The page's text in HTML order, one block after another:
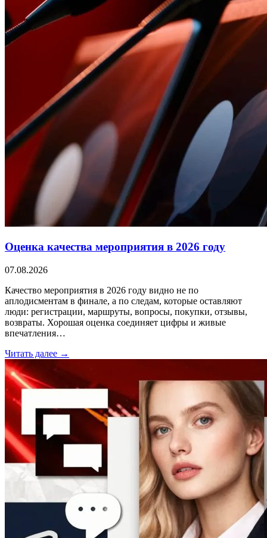
Оценка качества мероприятия в 2026 году
07.08.2026
Качество мероприятия в 2026 году видно не по
аплодисментам в финале, а по следам, которые оставляют
люди: регистрации, маршруты, вопросы, покупки, отзывы,
возвраты. Хорошая оценка соединяет цифры и живые
впечатления…
Читать далее →